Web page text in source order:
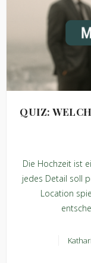
QUIZ:
Die Hochzeit ist
jedes Detail soll
Location